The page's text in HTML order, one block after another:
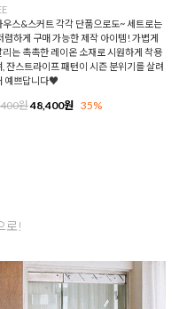
우스&스커트 각각 단품으로도~ 세트로는
렴하게 구매 가능한 제작 아이템! 가볍게
리는 촉촉한 레이온 소재로 시원하게 착용
, 잔스트라이프 패턴이 시즌 분위기를 살려
예쁘답니다♥
원48,400원 35%
로!